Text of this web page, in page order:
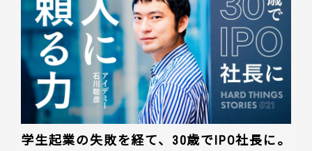
学生起業の失敗を経て、30歳でIPO社長に。